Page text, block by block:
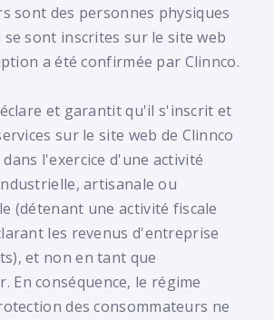
sont des personnes physiques
sont inscrites sur le site web
a été confirmée par Clinnco.
et garantit qu'il s'inscrit et
sur le site web de Clinnco
l'exercice d'une activité
artisanale ou
(détenant une activité fiscale
les revenus d'entreprise
et non en tant que
En conséquence, le régime
des consommateurs ne